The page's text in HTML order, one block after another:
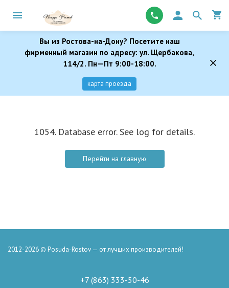
Вы из Ростова-на-Дону? Посетите наш
фирменный магазин по адресу: ул. Щербакова,
114/2. Пн—Пт 9:00-18:00.
карта проезда
1054. Database error. See log for details.
Перейти на главную
2012-2026 © Posuda-Rostov — от лучших производителей!
+7 (863) 333-50-46